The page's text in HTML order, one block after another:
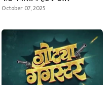
October 07, 2025